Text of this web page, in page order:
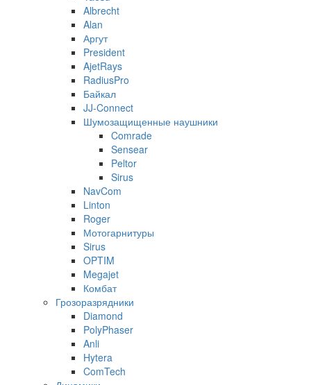
Albrecht
Alan
Аргут
President
AjetRays
RadiusPro
Байкал
JJ-Connect
Шумозащищенные наушники
Comrade
Sensear
Peltor
Sirus
NavCom
Linton
Roger
Мотогарнитуры
Sirus
OPTIM
Megajet
Комбат
Грозоразрядники
Diamond
PolyPhaser
Anli
Hytera
ComTech